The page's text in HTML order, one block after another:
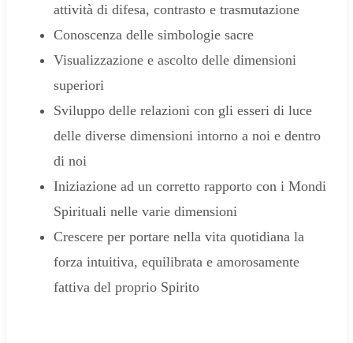
attività di difesa, contrasto e trasmutazione
Conoscenza delle simbologie sacre
Visualizzazione e ascolto delle dimensioni
superiori
Sviluppo delle relazioni con gli esseri di luce
delle diverse dimensioni intorno a noi e dentro
di noi
Iniziazione ad un corretto rapporto con i Mondi
Spirituali nelle varie dimensioni
Crescere per portare nella vita quotidiana la
forza intuitiva, equilibrata e amorosamente
fattiva del proprio Spirito